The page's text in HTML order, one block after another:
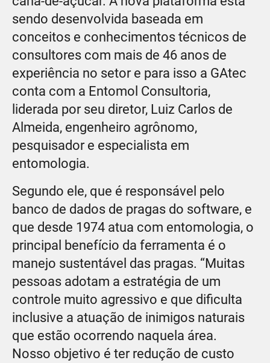
sendo desenvolvida baseada em
conceitos e conhecimentos técnicos de
consultores com mais de 46 anos de
experiência no setor e para isso a GAtec
conta com a Entomol Consultoria,
liderada por seu diretor, Luiz Carlos de
Almeida, engenheiro agrônomo,
pesquisador e especialista em
entomologia.
Segundo ele, que é responsável pelo
banco de dados de pragas do software, e
que desde 1974 atua com entomologia, o
principal benefício da ferramenta é o
manejo sustentável das pragas. “Muitas
pessoas adotam a estratégia de um
controle muito agressivo e que dificulta
inclusive a atuação de inimigos naturais
que estão ocorrendo naquela área.
Nosso objetivo é ter redução de custo